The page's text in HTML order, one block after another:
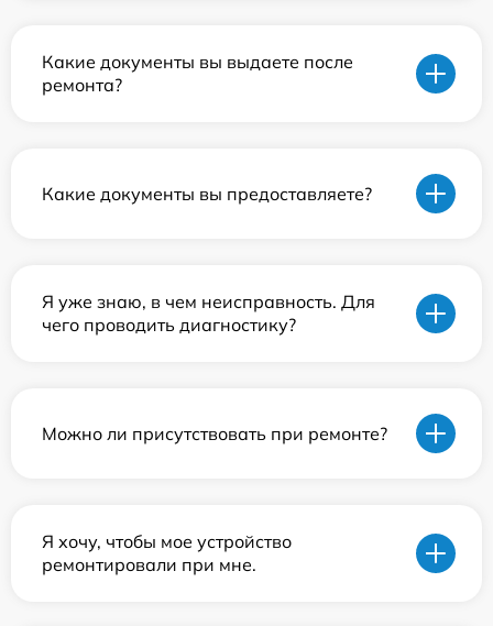
Какие документы вы выдаете после
ремонта?
Какие документы вы предоставляете?
Я уже знаю, в чем неисправность. Для
чего проводить диагностику?
Можно ли присутствовать при ремонте?
Я хочу, чтобы мое устройство
ремонтировали при мне.